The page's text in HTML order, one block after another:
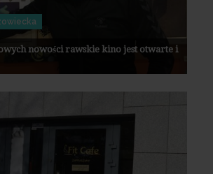
nowości rawskie kino jest otwarte i